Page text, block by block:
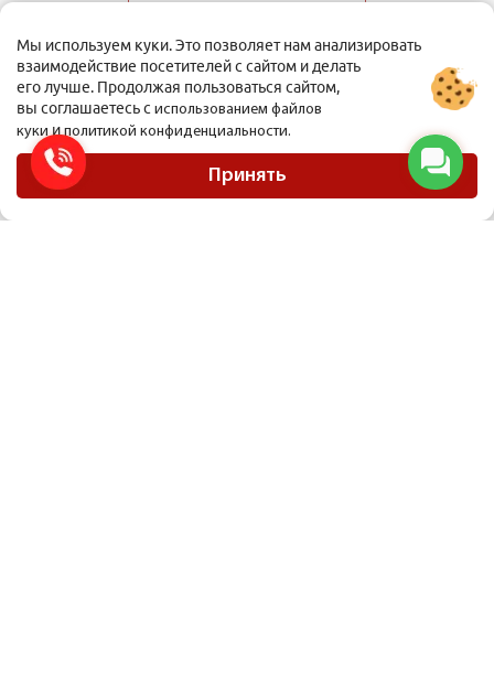
Карта сайта
Политика конфиденциальности
Материалы, размещенные на сайте, не являются публичной офертой
Мы используем куки. Это позволяет нам анализировать
взаимодействие посетителей с сайтом и делать
его лучше. Продолжая пользоваться сайтом,
вы соглашаетесь с использованием файлов
куки иполитикой конфиденциальности.
Принять